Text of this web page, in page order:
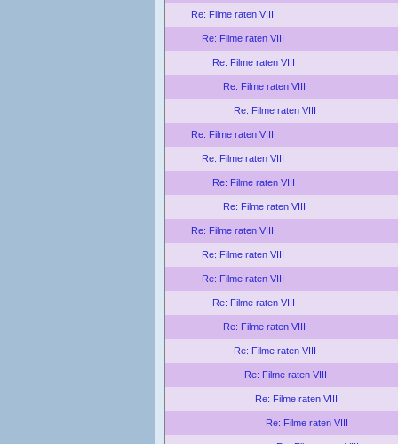
Re: Filme raten VIII
Re: Filme raten VIII
Re: Filme raten VIII
Re: Filme raten VIII
Re: Filme raten VIII
Re: Filme raten VIII
Re: Filme raten VIII
Re: Filme raten VIII
Re: Filme raten VIII
Re: Filme raten VIII
Re: Filme raten VIII
Re: Filme raten VIII
Re: Filme raten VIII
Re: Filme raten VIII
Re: Filme raten VIII
Re: Filme raten VIII
Re: Filme raten VIII
Re: Filme raten VIII